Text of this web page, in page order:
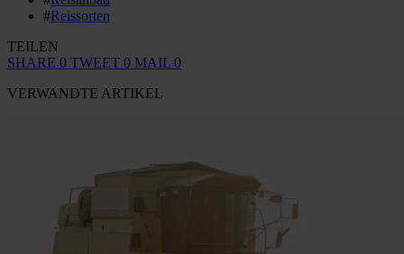
#Reissorten
TEILEN
SHARE 0 TWEET 0 MAIL 0
VERWANDTE ARTIKEL